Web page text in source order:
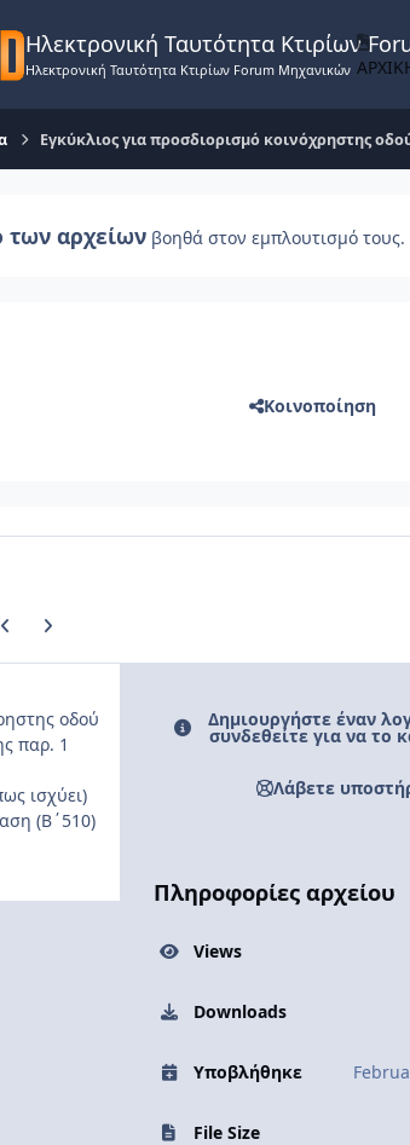
Ηλεκτρονική Ταυτότητα Κτιρίων
Ηλεκτρονική Ταυτότητα Κτιρίων Forum Μηχανικών
Εγκύκλιος για προσδιορισμό κοινόχρηστης
των αρχείωνβοηθά στον εμπλουτισμό τους.
Κοινοποίηση
carousel slide
Next carousel slide
οδού
παρ. 1
ισχύει)
(Β΄510)
Δημιουργήστε έναν
συνδεθείτε για να το
Λάβετε
Πληροφορίες αρχείου
Views
Downloads
Υποβλήθηκε
File Size